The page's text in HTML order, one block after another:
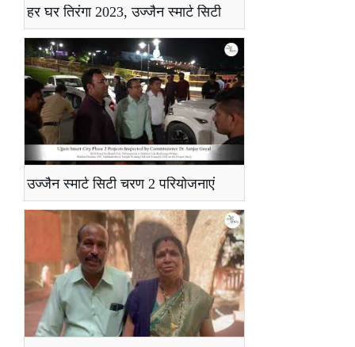
हर घर तिरंगा 2023, उज्जैन स्मार्ट सिटी
उज्जैन स्मार्ट सिटी चरण 2 परियोजनाएं